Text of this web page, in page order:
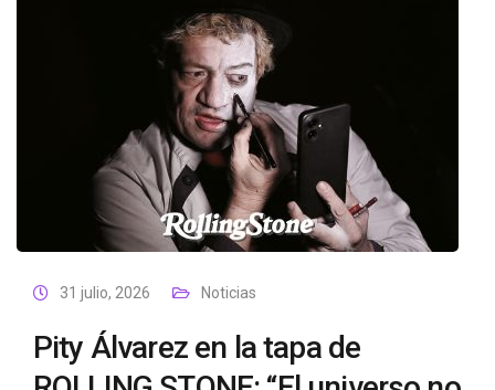
31 julio, 2026 Noticias
Pity Álvarez en la tapa de